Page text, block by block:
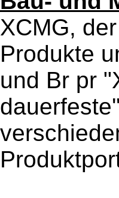
XCMG,
Produkte
und Br pr